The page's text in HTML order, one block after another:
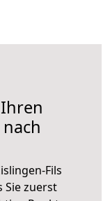
Fils
Sie zuerst